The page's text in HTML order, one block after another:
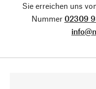
Sie erreichen uns
Nummer 02309